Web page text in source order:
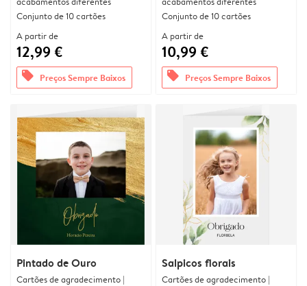
Conjunto de 10 cartões
A partir de
12,99 €
offers Preços Sempre Baixos
Conjunto de 10 cartões
A partir de
10,99 €
offers Preços Sempre Baixos
Pintado de Ouro
Cartões de agradecimento |
Salpicos florais
Cartões de agradecimento |